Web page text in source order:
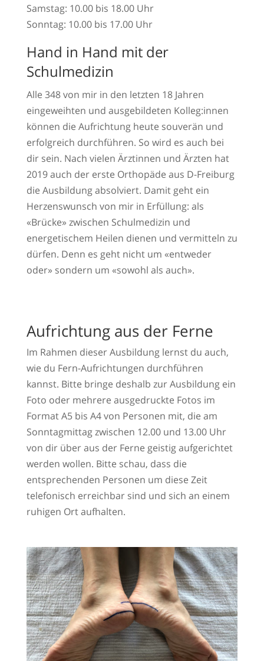
Samstag: 10.00 bis 18.00 Uhr
Sonntag: 10.00 bis 17.00 Uhr
Hand in Hand mit der
Schulmedizin
Alle 348 von mir in den letzten 18 Jahren
eingeweihten und ausgebildeten Kolleg:innen
können die Aufrichtung heute souverän und
erfolgreich durchführen. So wird es auch bei
dir sein. Nach vielen Ärztinnen und Ärzten hat
2019 auch der erste Orthopäde aus D-Freiburg
die Ausbildung absolviert. Damit geht ein
Herzenswunsch von mir in Erfüllung: als
«Brücke» zwischen Schulmedizin und
energetischem Heilen dienen und vermitteln zu
dürfen. Denn es geht nicht um «entweder
oder» sondern um «sowohl als auch».
Aufrichtung aus der Ferne
Im Rahmen dieser Ausbildung lernst du auch,
wie du Fern-Aufrichtungen durchführen
kannst. Bitte bringe deshalb zur Ausbildung ein
Foto oder mehrere ausgedruckte Fotos im
Format A5 bis A4 von Personen mit, die am
Sonntagmittag zwischen 12.00 und 13.00 Uhr
von dir über aus der Ferne geistig aufgerichtet
werden wollen. Bitte schau, dass die
entsprechenden Personen um diese Zeit
telefonisch erreichbar sind und sich an einem
ruhigen Ort aufhalten.